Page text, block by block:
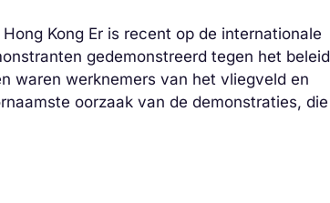
Kong Er is recent op de internationale
gedemonstreerd tegen het beleid
waren werknemers van het vliegveld en
oorzaak van de demonstraties, die